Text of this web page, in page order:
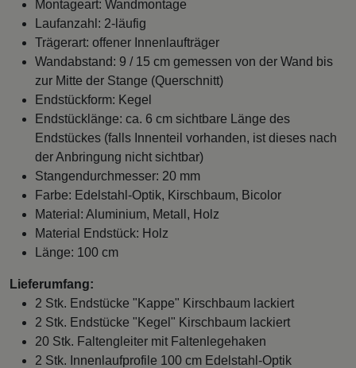
Montageart: Wandmontage
Laufanzahl: 2-läufig
Trägerart: offener Innenlaufträger
Wandabstand: 9 / 15 cm gemessen von der Wand bis
zur Mitte der Stange (Querschnitt)
Endstückform: Kegel
Endstücklänge: ca. 6 cm sichtbare Länge des
Endstückes (falls Innenteil vorhanden, ist dieses nach
der Anbringung nicht sichtbar)
Stangendurchmesser: 20 mm
Farbe: Edelstahl-Optik, Kirschbaum, Bicolor
Material: Aluminium, Metall, Holz
Material Endstück: Holz
Länge: 100 cm
Lieferumfang:
2 Stk. Endstücke "Kappe" Kirschbaum lackiert
2 Stk. Endstücke "Kegel" Kirschbaum lackiert
20 Stk. Faltengleiter mit Faltenlegehaken
2 Stk. Innenlaufprofile 100 cm Edelstahl-Optik